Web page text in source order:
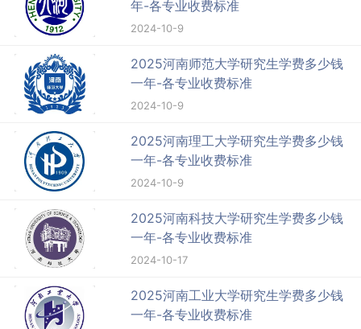
年-各专业收费标准
2024-10-9
2025河南师范大学研究生学费多少钱
一年-各专业收费标准
2024-10-9
2025河南理工大学研究生学费多少钱
一年-各专业收费标准
2024-10-9
2025河南科技大学研究生学费多少钱
一年-各专业收费标准
2024-10-17
2025河南工业大学研究生学费多少钱
一年-各专业收费标准